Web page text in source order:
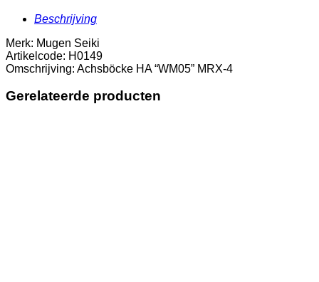
Beschrijving
Merk: Mugen Seiki
Artikelcode: H0149
Omschrijving: Achsböcke HA “WM05” MRX-4
Gerelateerde producten